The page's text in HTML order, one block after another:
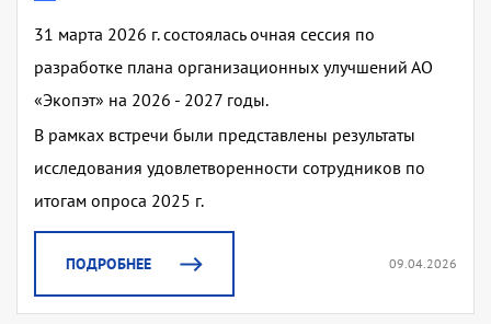
31 марта 2026 г. состоялась очная сессия по
разработке плана организационных улучшений АО
«Экопэт» на 2026 - 2027 годы.
В рамках встречи были представлены результаты
исследования удовлетворенности сотрудников по
итогам опроса 2025 г.
ПОДРОБНЕЕ 09.04.2026